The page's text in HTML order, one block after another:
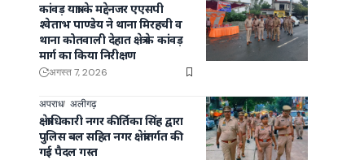
कांवड़ यात्रा के मद्देनजर एएसपी
श्वेताभ पाण्डेय ने थाना मिरहची व
थाना कोतवाली देहात क्षेत्र के कांवड़
मार्ग का किया निरीक्षण
अगस्त 7, 2026
अपराध अलीगढ़
क्षेत्राधिकारी नगर कीर्तिका सिंह द्वारा
पुलिस बल सहित नगर क्षेत्रांतर्गत की
गई पैदल गस्त